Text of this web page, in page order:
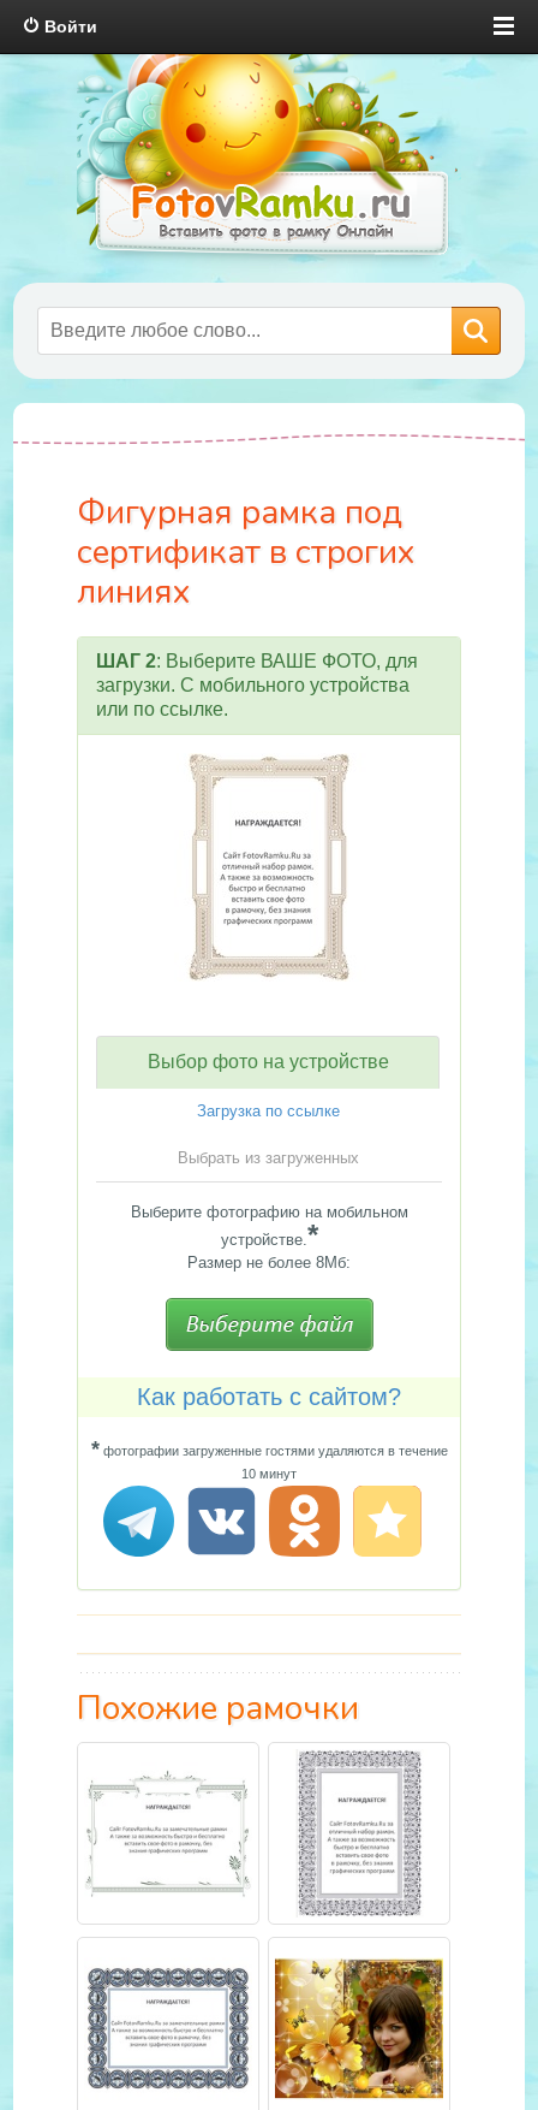
Войти
Фигурная рамка под
сертификат в строгих
линиях
ШАГ 2: Выберите ВАШЕ ФОТО, для
загрузки. С мобильного устройства
или по ссылке.
Выбор фото на устройстве
Загрузка по ссылке
Выбрать из загруженных
Выберите фотографию на мобильном
устройстве.*
Размер не более 8Мб:
Как работать с сайтом?
*фотографии загруженные гостями удаляются в течение
10 минут
Похожие рамочки